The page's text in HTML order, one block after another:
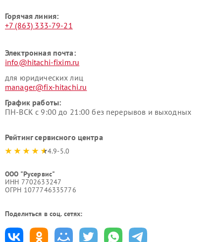
Горячая линия:
+7 (863) 333-79-21
Электронная почта:
info@hitachi-fixim.ru
для юридических лиц
manager@fix-hitachi.ru
График работы:
ПН-ВСК с 9:00 до 21:00 без перерывов и выходных
Рейтинг сервисного центра
4.9-5.0
ООО "Русервис"
ИНН 7702633247
ОГРН 1077746335776
Поделиться в соц. сетях: